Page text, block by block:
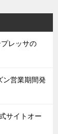
レッサの
営業期間発
サイトオー